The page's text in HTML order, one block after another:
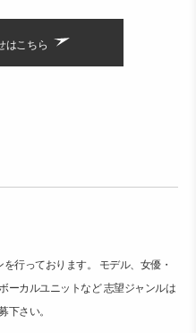
はこちら
行っております。 モデル、女優・
ーカルユニットなど 志望ジャンルは
さい。